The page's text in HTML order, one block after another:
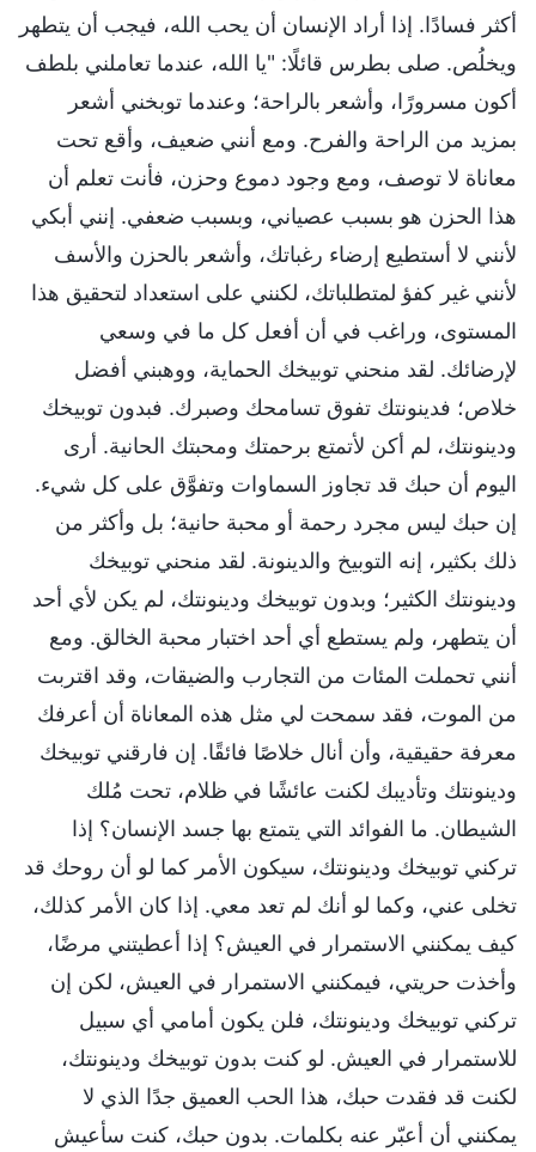
أكثر فسادًا. إذا أراد الإنسان أن يحب الله، فيجب أن يتطهر
ويخلُص. صلى بطرس قائلًا: "يا الله، عندما تعاملني بلطف
أكون مسرورًا، وأشعر بالراحة؛ وعندما توبخني أشعر
بمزيد من الراحة والفرح. ومع أنني ضعيف، وأقع تحت
معاناة لا توصف، ومع وجود دموع وحزن، فأنت تعلم أن
هذا الحزن هو بسبب عصياني، وبسبب ضعفي. إنني أبكي
لأنني لا أستطيع إرضاء رغباتك، وأشعر بالحزن والأسف
لأنني غير كفؤ لمتطلباتك، لكنني على استعداد لتحقيق هذا
المستوى، وراغب في أن أفعل كل ما في وسعي
لإرضائك. لقد منحني توبيخك الحماية، ووهبني أفضل
خلاص؛ فدينونتك تفوق تسامحك وصبرك. فبدون توبيخك
ودينونتك، لم أكن لأتمتع برحمتك ومحبتك الحانية. أرى
اليوم أن حبك قد تجاوز السماوات وتفوَّق على كل شيء.
إن حبك ليس مجرد رحمة أو محبة حانية؛ بل وأكثر من
ذلك بكثير، إنه التوبيخ والدينونة. لقد منحني توبيخك
ودينونتك الكثير؛ وبدون توبيخك ودينونتك، لم يكن لأي أحد
أن يتطهر، ولم يستطع أي أحد اختبار محبة الخالق. ومع
أنني تحملت المئات من التجارب والضيقات، وقد اقتربت
من الموت، فقد سمحت لي مثل هذه المعاناة أن أعرفك
معرفة حقيقية، وأن أنال خلاصًا فائقًا. إن فارقني توبيخك
ودينونتك وتأديبك لكنت عائشًا في ظلام، تحت مُلك
الشيطان. ما الفوائد التي يتمتع بها جسد الإنسان؟ إذا
تركني توبيخك ودينونتك، سيكون الأمر كما لو أن روحك قد
تخلى عني، وكما لو أنك لم تعد معي. إذا كان الأمر كذلك،
كيف يمكنني الاستمرار في العيش؟ إذا أعطيتني مرضًا،
وأخذت حريتي، فيمكنني الاستمرار في العيش، لكن إن
تركني توبيخك ودينونتك، فلن يكون أمامي أي سبيل
للاستمرار في العيش. لو كنت بدون توبيخك ودينونتك،
لكنت قد فقدت حبك، هذا الحب العميق جدًا الذي لا
يمكنني أن أعبّر عنه بكلمات. بدون حبك، كنت سأعيش